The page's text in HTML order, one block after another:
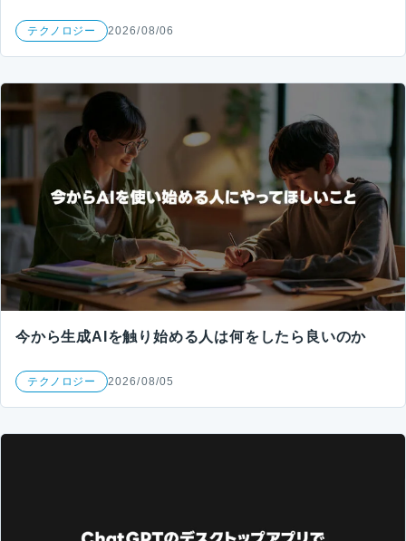
テクノロジー 2026/08/06
今から生成AIを触り始める人は何をしたら良いのか
テクノロジー 2026/08/05